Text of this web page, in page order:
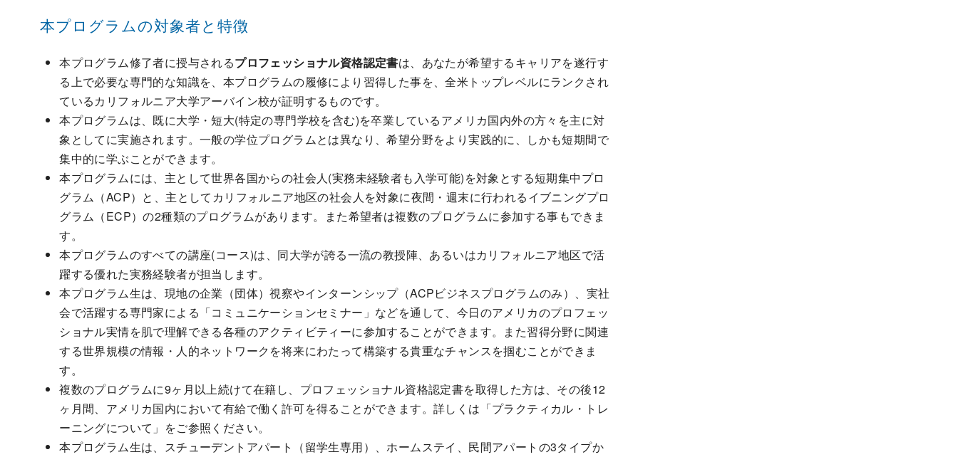
本プログラムの対象者と特徴
本プログラム修了者に授与されるプロフェッショナル資格認定書は、あなたが希望するキャリアを遂行す
る上で必要な専門的な知識を、本プログラムの履修により習得した事を、全米トップレベルにランクされ
ているカリフォルニア大学アーバイン校が証明するものです。
本プログラムは、既に大学・短大(特定の専門学校を含む)を卒業しているアメリカ国内外の方々を主に対
象としてに実施されます。一般の学位プログラムとは異なり、希望分野をより実践的に、しかも短期間で
集中的に学ぶことができます。
本プログラムには、主として世界各国からの社会人(実務未経験者も入学可能)を対象とする短期集中プロ
グラム（ACP）と、主としてカリフォルニア地区の社会人を対象に夜間・週末に行われるイブニングプロ
グラム（ECP）の2種類のプログラムがあります。また希望者は複数のプログラムに参加する事もできま
す。
本プログラムのすべての講座(コース)は、同大学が誇る一流の教授陣、あるいはカリフォルニア地区で活
躍する優れた実務経験者が担当します。
本プログラム生は、現地の企業（団体）視察やインターンシップ（ACPビジネスプログラムのみ）、実社
会で活躍する専門家による「コミュニケーションセミナー」などを通して、今日のアメリカのプロフェッ
ショナル実情を肌で理解できる各種のアクティビティーに参加することができます。また習得分野に関連
する世界規模の情報・人的ネットワークを将来にわたって構築する貴重なチャンスを掴むことができま
す。
複数のプログラムに9ヶ月以上続けて在籍し、プロフェッショナル資格認定書を取得した方は、その後12
ヶ月間、アメリカ国内において有給で働く許可を得ることができます。詳しくは「プラクティカル・トレ
ーニングについて」をご参照ください。
本プログラム生は、スチューデントアパート（留学生専用）、ホームステイ、民間アパートの3タイプか